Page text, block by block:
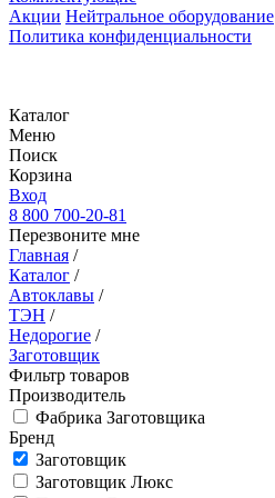
Акции Нейтральное оборудование
Политика конфиденциальности
Каталог
Меню
Поиск
Корзина
Вход
8 800 700-20-81
Перезвоните мне
Главная /
Каталог /
Автоклавы /
ТЭН /
Недорогие /
Заготовщик
Фильтр товаров
Производитель
Фабрика Заготовщика
Бренд
Заготовщик
Заготовщик Люкс